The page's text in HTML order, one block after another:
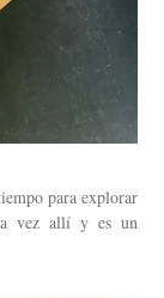
para explorar
vez allí y es un